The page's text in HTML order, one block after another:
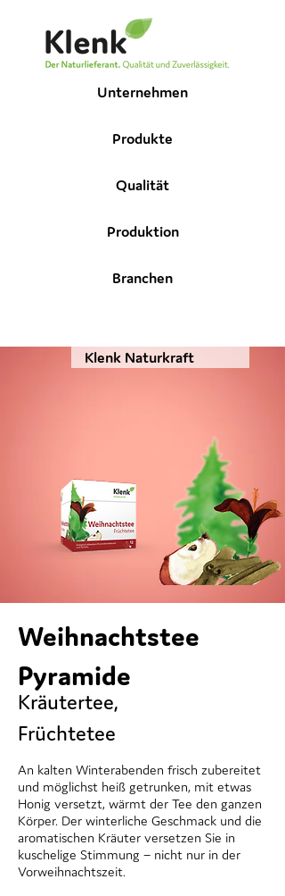
Unternehmen
Produkte
Qualität
Produktion
Branchen
Klenk Naturkraft
Weihnachtstee
Pyramide
Kräutertee,
Früchtetee
An kalten Winterabenden frisch zubereitet
und möglichst heiß getrunken, mit etwas
Honig versetzt, wärmt der Tee den ganzen
Körper. Der winterliche Geschmack und die
aromatischen Kräuter versetzen Sie in
kuschelige Stimmung – nicht nur in der
Vorweihnachtszeit.